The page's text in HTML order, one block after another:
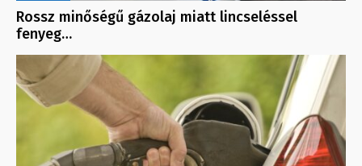
Rossz minőségű gázolaj miatt lincseléssel
fenyeg…